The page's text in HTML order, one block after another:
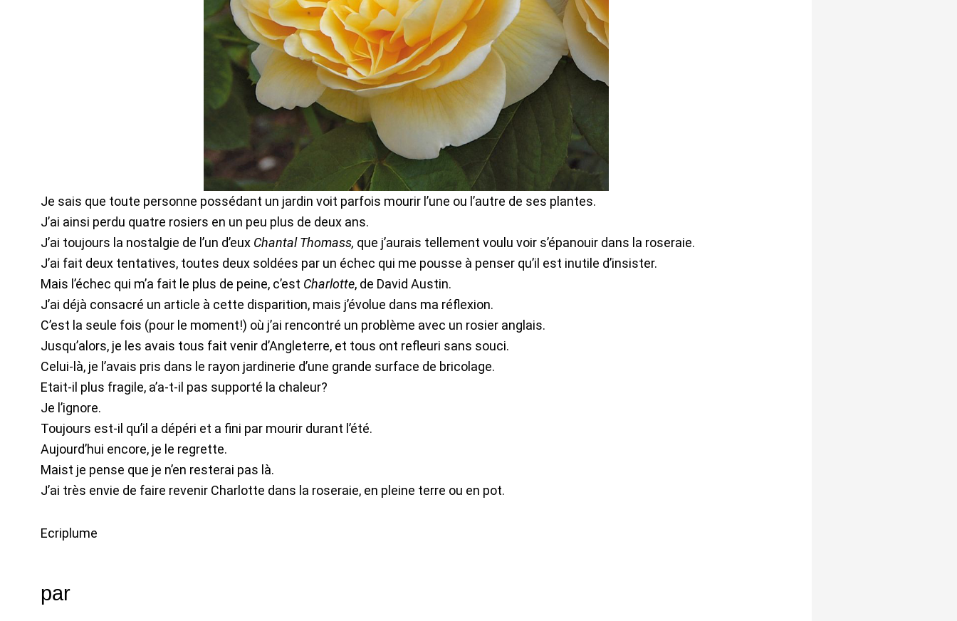
Je sais que toute personne possédant un jardin voit parfois mourir l’une ou l’autre de ses plantes.
J’ai ainsi perdu quatre rosiers en un peu plus de deux ans.
J’ai toujours la nostalgie de l’un d’eux Chantal Thomass, que j’aurais tellement voulu voir s’épanouir dans la roseraie.
J’ai fait deux tentatives, toutes deux soldées par un échec qui me pousse à penser qu’il est inutile d’insister.
Mais l’échec qui m’a fait le plus de peine, c’est Charlotte, de David Austin.
J’ai déjà consacré un article à cette disparition, mais j’évolue dans ma réflexion.
C’est la seule fois (pour le moment!) où j’ai rencontré un problème avec un rosier anglais.
Jusqu’alors, je les avais tous fait venir d’Angleterre, et tous ont refleuri sans souci.
Celui-là, je l’avais pris dans le rayon jardinerie d’une grande surface de bricolage.
Etait-il plus fragile, a’a-t-il pas supporté la chaleur?
Je l’ignore.
Toujours est-il qu’il a dépéri et a fini par mourir durant l’été.
Aujourd’hui encore, je le regrette.
Maist je pense que je n’en resterai pas là.
J’ai très envie de faire revenir Charlotte dans la roseraie, en pleine terre ou en pot.
Ecriplume
par